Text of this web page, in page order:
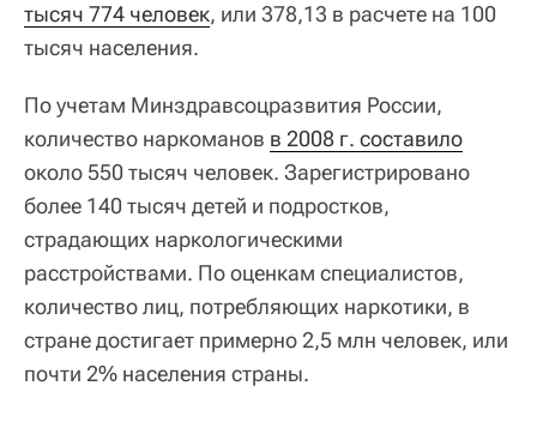
тысяч 774 человек, или 378,13 в расчете на 100
тысяч населения.
По учетам Минздравсоцразвития России,
количество наркоманов в 2008 г. составило
около 550 тысяч человек. Зарегистрировано
более 140 тысяч детей и подростков,
страдающих наркологическими
расстройствами. По оценкам специалистов,
количество лиц, потребляющих наркотики, в
стране достигает примерно 2,5 млн человек, или
почти 2% населения страны.